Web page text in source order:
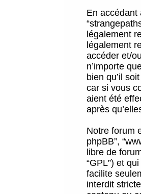
En accédant
légalement
légalement
accéder et/
n’importe
bien qu’il
car si vous
aient été
après
Notre forum
phpBB”,
libre de
“GPL”) et
facilite
interdit